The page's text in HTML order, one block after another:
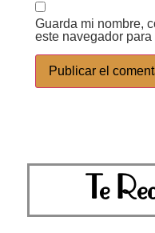
Guarda mi nombre,
este navegador
Te